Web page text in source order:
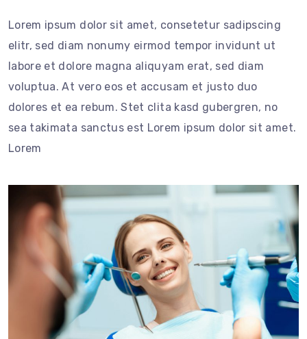
Lorem ipsum dolor sit amet, consetetur sadipscing
elitr, sed diam nonumy eirmod tempor invidunt ut
labore et dolore magna aliquyam erat, sed diam
voluptua. At vero eos et accusam et justo duo
dolores et ea rebum. Stet clita kasd gubergren, no
sea takimata sanctus est Lorem ipsum dolor sit amet.
Lorem